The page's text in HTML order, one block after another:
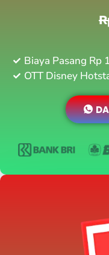
Biaya Pasang Rp
OTT Disney